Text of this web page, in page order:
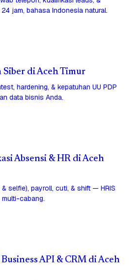
jam, bahasa Indonesia natural.
Siber di Aceh Timur
hardening, & kepatuhan UU PDP
data bisnis Anda.
Absensi & HR di Aceh
selfie), payroll, cuti, & shift — HRIS
cabang.
API & CRM di Aceh